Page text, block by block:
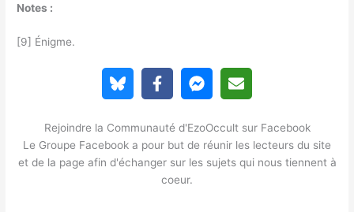
Notes :
[9] Énigme.
Rejoindre la Communauté d'EzoOccult sur Facebook
Le Groupe Facebook a pour but de réunir les lecteurs du site
et de la page afin d'échanger sur les sujets qui nous tiennent à
coeur.